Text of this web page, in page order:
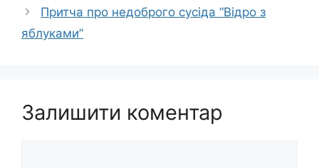
Притча про недоброго сусіда “Відро з
яблуками”
Залишити коментар